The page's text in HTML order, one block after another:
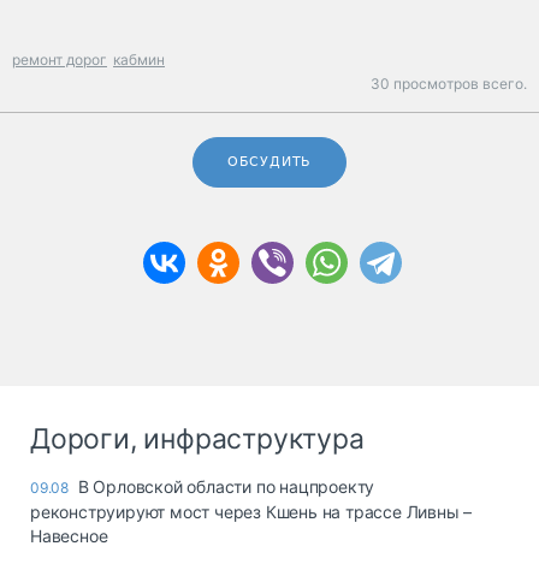
ремонт дорог кабмин
30 просмотров всего.
ОБСУДИТЬ
Дороги, инфраструктура
09.08 В Орловской области по нацпроекту
реконструируют мост через Кшень на трассе Ливны –
Навесное